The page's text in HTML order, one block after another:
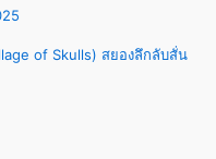
of Skulls) สยองลึกลับสั่น